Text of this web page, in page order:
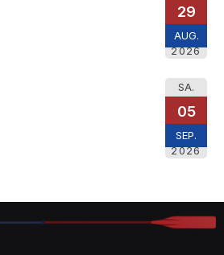
29
AUG.
2026
SA.
05
SEP.
2026